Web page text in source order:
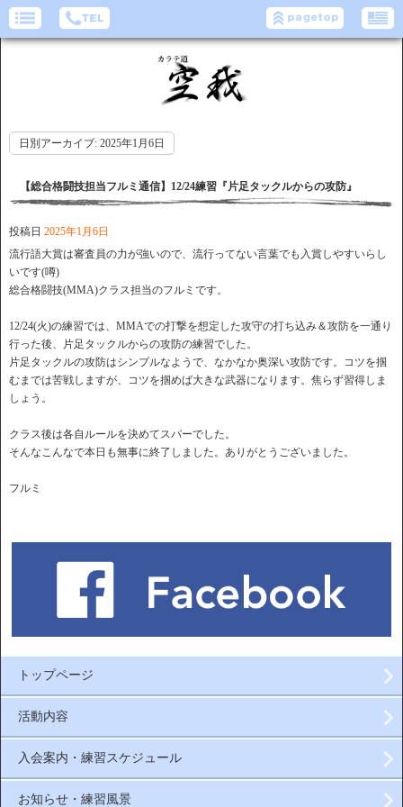
日別アーカイブ: 2025年1月6日
【総合格闘技担当フルミ通信】12/24練習『片足タックルからの攻防』
投稿日 2025年1月6日
流行語大賞は審査員の力が強いので、流行ってない言葉でも入賞しやすいらし
いです(噂)
総合格闘技(MMA)クラス担当のフルミです。
12/24(火)の練習では、MMAでの打撃を想定した攻守の打ち込み＆攻防を一通り
行った後、片足タックルからの攻防の練習でした。
片足タックルの攻防はシンプルなようで、なかなか奥深い攻防です。コツを掴
むまでは苦戦しますが、コツを掴めば大きな武器になります。焦らず習得しま
しょう。
クラス後は各自ルールを決めてスパーでした。
そんなこんなで本日も無事に終了しました。ありがとうございました。
フルミ
トップページ
活動内容
入会案内・練習スケジュール
お知らせ・練習風景